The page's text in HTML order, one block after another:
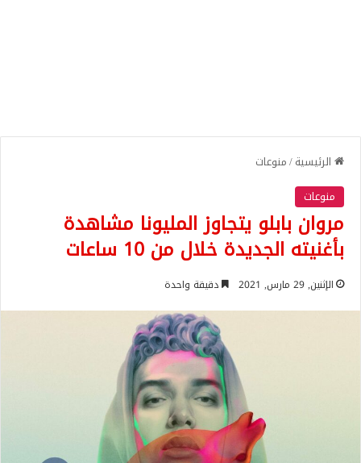
الرئيسية/منوعات
منوعات
مروان بابلو يتجاوز المليونا مشاهدة
بأغنيته الجديدة خلال من 10 ساعات
الإثنين, 29 مارس, 2021 دقيقة واحدة